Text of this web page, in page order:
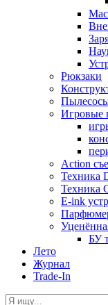
Рюкзаки
Игровые
Action
Техника
Техника
E-ink
БУ
Лето
Журнал
Trade-In